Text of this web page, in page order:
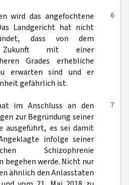
6
wird das angefochtene
Landgericht hat nicht
dass von dem
mit einer
Grades erhebliche
erwarten sind und er
gefährlich ist.
7
im Anschluss an den
zur Begründung seiner
ausgeführt, es sei damit
infolge seiner
Schizophrenie
begehen werde. Nicht nur
ähnlich den Anlasstaten